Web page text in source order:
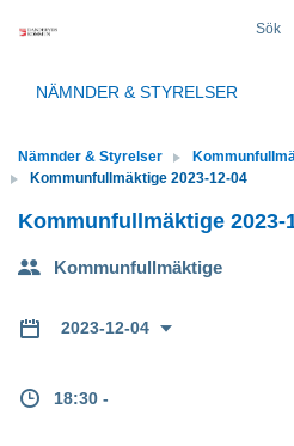
Sök
NÄMNDER & STYRELSER
Nämnder & Styrelser
Kommunfullmäktige 2023-12-04
Kommunfullmäktige 2023-
Kommunfullmäktige
2023-12-04
18:30 -